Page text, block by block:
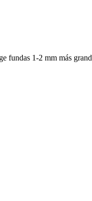
fundas 1-2 mm más